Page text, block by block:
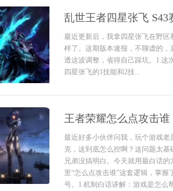
乱世王者四星张飞 S43
最近更新后，我拿四星张飞在野
样了。这期版本速报，不聊虚的
透这波调整，省得自己踩坑。1.这
四星张飞的1技能和2技...
王者荣耀怎么点攻击
最近好多小伙伴问我，玩个游戏
克，这到底怎么控啊？这问题太
兄弟没搞明白。今天就用最白话
里“怎么点攻击谁”这套逻辑，掌
号。1.机制白话讲解：游戏是怎么